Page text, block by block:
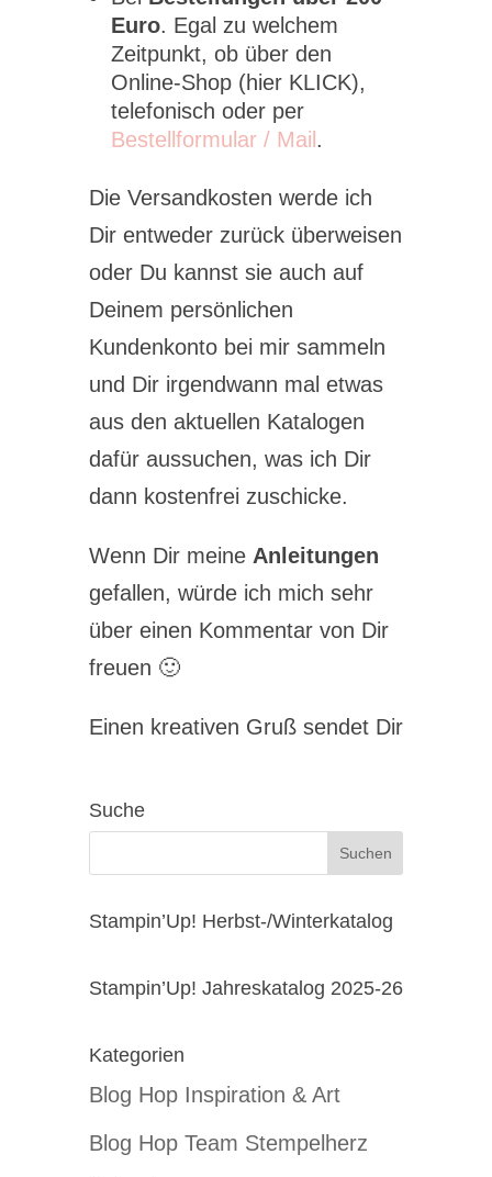
Euro. Egal zu welchem
Zeitpunkt, ob über den
Online-Shop (hier KLICK),
telefonisch oder per
Bestellformular / Mail .
Die Versandkosten werde ich
Dir entweder zurück überweisen
oder Du kannst sie auch auf
Deinem persönlichen
Kundenkonto bei mir sammeln
und Dir irgendwann mal etwas
aus den aktuellen Katalogen
dafür aussuchen, was ich Dir
dann kostenfrei zuschicke.
Wenn Dir meine Anleitungen
gefallen, würde ich mich sehr
über einen Kommentar von Dir
freuen 🙂
Einen kreativen Gruß sendet Dir
Suche
Stampin’Up! Herbst-/Winterkatalog
Stampin’Up! Jahreskatalog 2025-26
Kategorien
Blog Hop Inspiration & Art
Blog Hop Team Stempelherz